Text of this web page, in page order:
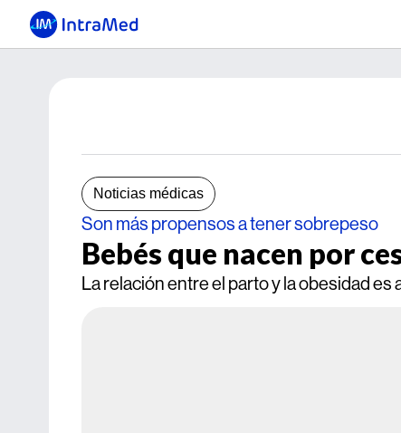
Noticias médicas
Son más propensos a tener sobrepeso
Bebés que nacen por
La relación entre el parto y la obesidad